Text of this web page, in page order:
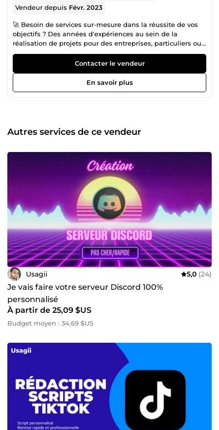
Vendeur depuis Févr. 2023
🚀 Besoin de services sur-mesure dans la réussite de vos
objectifs ? Des années d'expériences au sein de la
réalisation de projets pour des entreprises, particuliers ou
formateurs, je mets en avant mes capacités pour fournir
des services de qualité. Moi, c'est Usagii et je vais vous
aider à atteindre l'excellence avec mon savoir-faire 🎯
Pourquoi me choisir ? Votre demande sera exécutée au
plus vite pour votre plus grande satisfaction. Vous aurez
si je suis l'idéal pour votre demande !
Contacter le vendeur
En savoir plus
Autres services de ce vendeur
Usagii 5,0 (24)
Je vais faire votre serveur Discord 100%
personnalisé
À partir de 25,09 $US
Budget moyen : 34,69 $US